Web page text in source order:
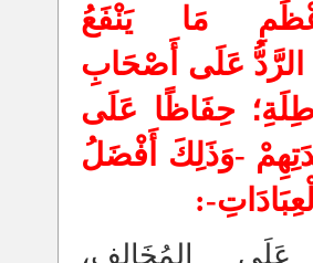
مَا يَنْفَعُ
الرَّدُّ عَلَى أَصْحَابِ
حِفَاظًا عَلَى
-وَذَلِكَ أَفْضَلُ
:
المُخَالِفِ،